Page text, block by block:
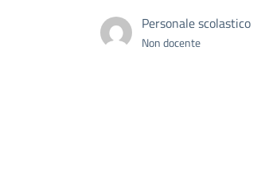
Personale scolastico
Non docente